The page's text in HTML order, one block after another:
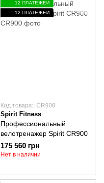
12 ПЛАТЕЖЕЙ
12 ПЛАТЕЖЕЙ
Код товара:: CR900
Spirit Fitness
Профессиональный
велотренажер Spirit CR900
175 560 грн
Нет в наличии